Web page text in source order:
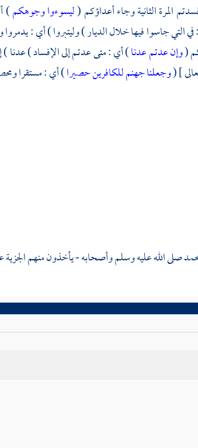
المرة الثانية وجاء أعداؤكم (ليسوءوا وجوهكم)
التي جاسوا فيها خلال الديار ) وليتبروا ) أي : يدمروا
(وإن عدتم عدنا) أي : متى عدتم إلى الإفساد ) عدنا )
] (وجعلنا جهنم للكافرين حصيرا) أي : مستقرا
صلى الله عليه وسلم وأصحابه - يأخذون منهم